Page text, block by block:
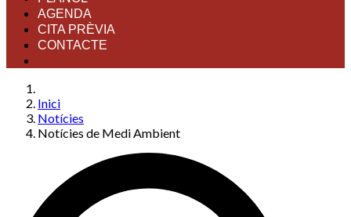
AGENDA
CITA PRÈVIA
CONTACTE
Inici
Notícies
Notícies de Medi Ambient